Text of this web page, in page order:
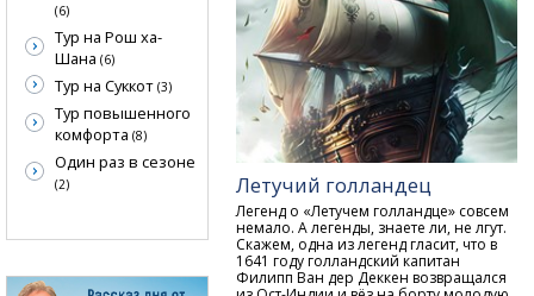
Летучий голландец
Легенд о «Летучем голландце» совсем
немало. А легенды, знаете ли, не лгут.
Скажем, одна из легенд гласит, что в
1641 году голландский капитан
Филипп Ван дер Деккен возвращался
(6)
Тур на Рош ха-
Шана (6)
Тур на Суккот (3)
Тур повышенного
комфорта (8)
Один раз в сезоне
(2)